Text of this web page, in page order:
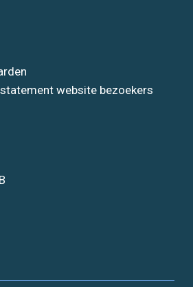
website bezoekers